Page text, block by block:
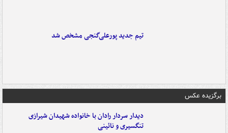
تیم جدید پورعلی‌گنجی مشخص شد
برگزیده عکس
دیدار سردار رادان با خانواده‌ شهیدان شیرازی
تنگسیری و نائینی